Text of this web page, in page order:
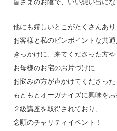
皆さまのお陰で、いい想い出にな
他にも嬉しいとこがたくさんあり
お客様と私のピンポイントな共通
きっかけに、来てくださった方や
お母様のお宅のお片づけに
お悩みの方が声かけてくださった
もともとオーガナイズに興味をお
２級講座を取得されており、
念願のチャリティイベント！